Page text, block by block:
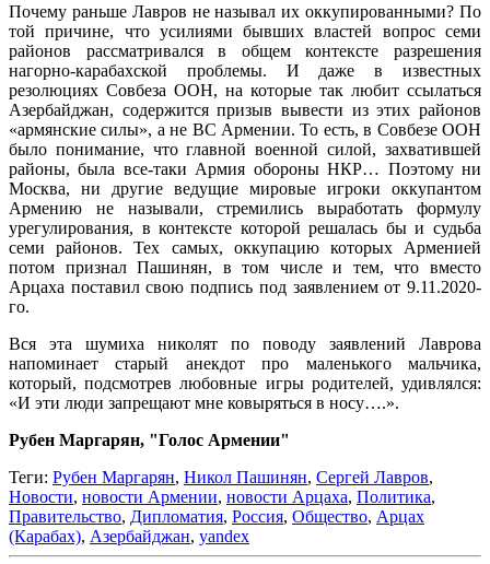
Почему раньше Лавров не называл их оккупированными? По
той причине, что усилиями бывших властей вопрос семи
районов рассматривался в общем контексте разрешения
нагорно-карабахской проблемы. И даже в известных
резолюциях Совбеза ООН, на которые так любит ссылаться
Азербайджан, содержится призыв вывести из этих районов
«армянские силы», а не ВС Армении. То есть, в Совбезе ООН
было понимание, что главной военной силой, захватившей
районы, была все-таки Армия обороны НКР… Поэтому ни
Москва, ни другие ведущие мировые игроки оккупантом
Армению не называли, стремились выработать формулу
урегулирования, в контексте которой решалась бы и судьба
семи районов. Тех самых, оккупацию которых Арменией
потом признал Пашинян, в том числе и тем, что вместо
Арцаха поставил свою подпись под заявлением от 9.11.2020-
го.
Вся эта шумиха николят по поводу заявлений Лаврова
напоминает старый анекдот про маленького мальчика,
который, подсмотрев любовные игры родителей, удивлялся:
«И эти люди запрещают мне ковыряться в носу….».
Рубен Маргарян, "Голос Армении"
Теги: Рубен Маргарян, Никол Пашинян, Сергей Лавров,
Новости, новости Армении, новости Арцаха, Политика,
Правительство, Дипломатия, Россия, Общество, Арцах
(Карабах), Азербайджан, yandex